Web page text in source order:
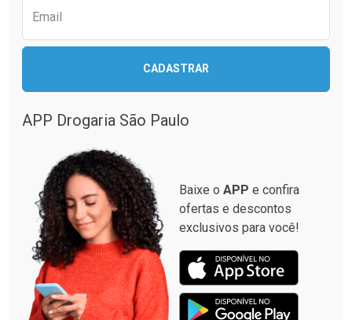
Email
CADASTRAR
APP Drogaria São Paulo
Baixe o APP e confira
ofertas e descontos
exclusivos para você!